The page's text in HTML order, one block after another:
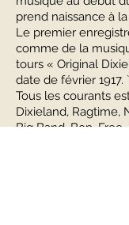
prend naissance à
Le premier
comme de la
tours « Original
date de février 1917. `
Tous les courants
Dixieland, Ragtime,
Big Band, Bop, Free,